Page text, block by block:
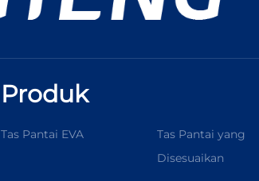
Produk
Tas Pantai EVA
Tas Pantai yang
Disesuaikan